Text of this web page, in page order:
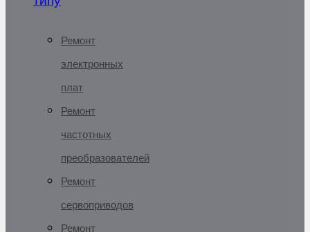
Ремонт
электронных
плат
Ремонт
частотных
преобразователей
Ремонт
сервоприводов
Ремонт